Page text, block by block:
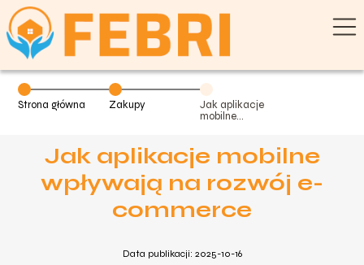
Strona główna Zakupy
Jak aplikacje
mobilne
commerce
Jak aplikacje mobilne
wpływają na rozwój e-
commerce
Data publikacji: 2025-10-16